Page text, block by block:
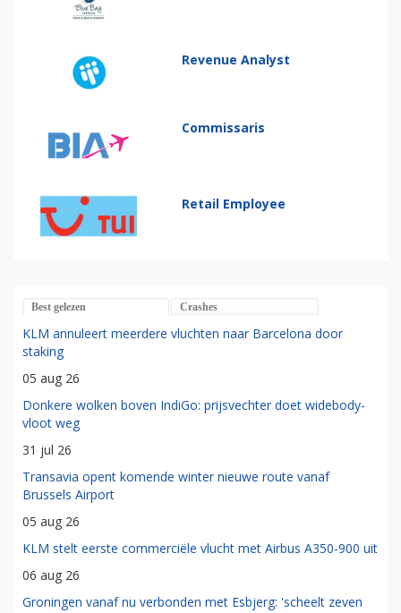
Revenue Analyst
Commissaris
Retail Employee
Best gelezen Crashes
KLM annuleert meerdere vluchten naar Barcelona door
staking
05 aug 26
Donkere wolken boven IndiGo: prijsvechter doet widebody-
vloot weg
31 jul 26
Transavia opent komende winter nieuwe route vanaf
Brussels Airport
05 aug 26
KLM stelt eerste commerciële vlucht met Airbus A350-900 uit
06 aug 26
Groningen vanaf nu verbonden met Esbjerg: 'scheelt zeven